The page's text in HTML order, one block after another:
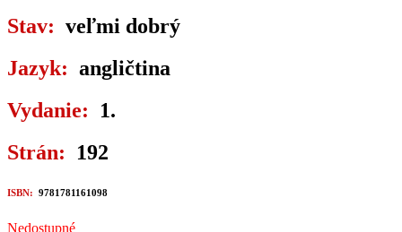
Stav: veľmi dobrý
Jazyk: angličtina
Vydanie: 1.
Strán: 192
ISBN: 9781781161098
Nedostupné